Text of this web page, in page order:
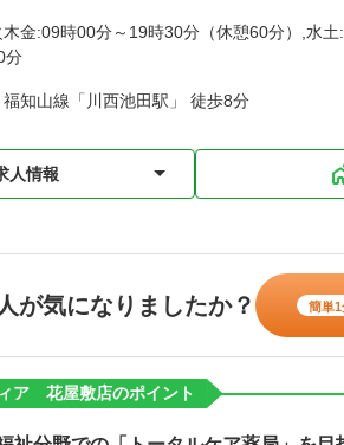
木金:09時00分～19時30分（休憩60分）,水
分
福知山線「川西池田駅」 徒歩8分
人情報
が気になりましたか？ 簡単1
ア 花屋敷店のポイント